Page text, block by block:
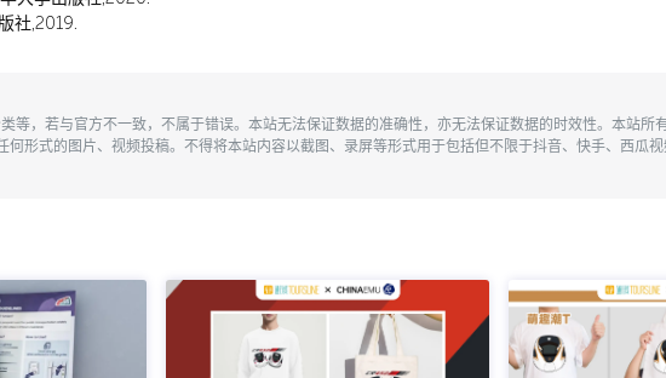
社,2019.
等，若与官方不一致，不属于错误。本站无法保证数据的准确性，亦无法保证数据的时效性。本站所
形式的图片、视频投稿。不得将本站内容以截图、录屏等形式用于包括但不限于抖音、快手、西瓜视